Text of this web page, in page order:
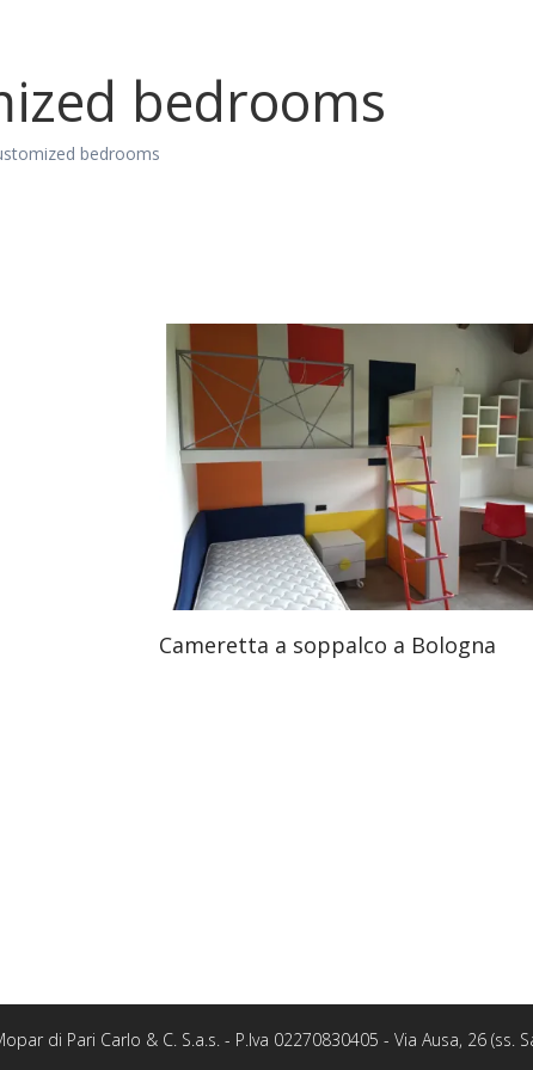
bedrooms
bedrooms
Cameretta a soppalco a Bologna
di Pari Carlo & C. S.a.s. - P.Iva 02270830405 - Via Ausa, 26 (ss.